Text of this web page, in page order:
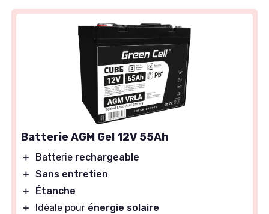
Batterie AGM Gel 12V 55Ah
＋ Batterie rechargeable
＋ Sans entretien
＋
Étanche
＋
Idéale pour énergie solaire